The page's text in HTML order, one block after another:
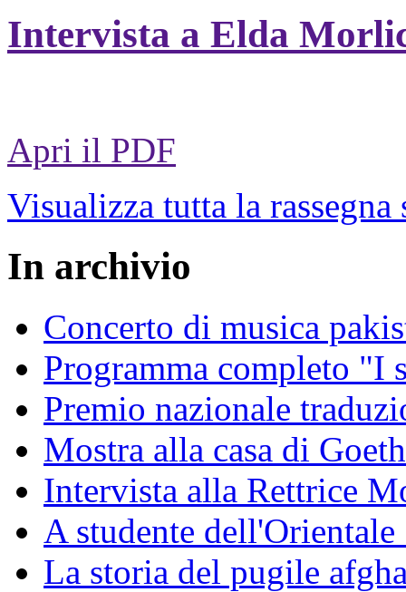
Intervista a Elda
Apri il PDF
Visualizza tutta la rassegna
In archivio
Concerto di musica
Programma completo "I
Premio nazionale
Mostra alla casa di
Intervista alla Rettrice
A studente
La storia del pugile